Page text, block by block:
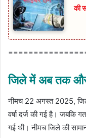
की
जिले में अब तक
नीमच 22 अगस्‍त 2025,
वर्षा दर्ज की गई है। जबकि
गई थी। नीमच जिले की